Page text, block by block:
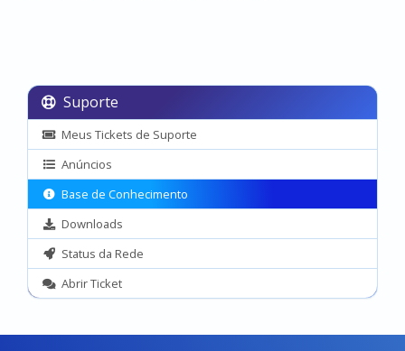
Suporte
Meus Tickets de Suporte
Anúncios
Base de Conhecimento
Downloads
Status da Rede
Abrir Ticket